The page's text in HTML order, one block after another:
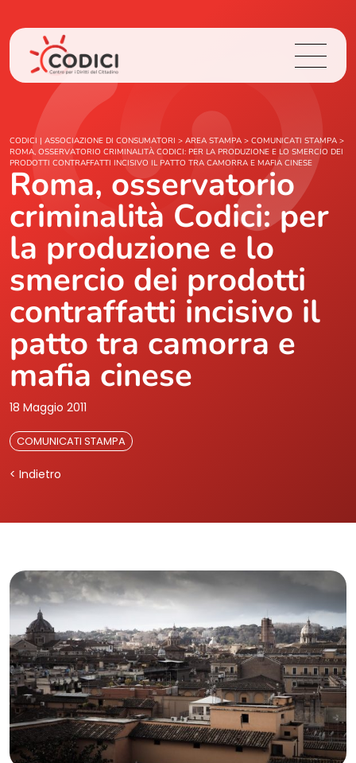
Chi Siamo
Cosa Facciamo
Area Stampa
Contatti
Login
CODICI | ASSOCIAZIONE DI CONSUMATORI > AREA STAMPA > COMUNICATI STAMPA >
ROMA, OSSERVATORIO CRIMINALITÀ CODICI: PER LA PRODUZIONE E LO SMERCIO DEI
PRODOTTI CONTRAFFATTI INCISIVO IL PATTO TRA CAMORRA E MAFIA CINESE
Roma, osservatorio
criminalità Codici: per
la produzione e lo
smercio dei prodotti
contraffatti incisivo il
patto tra camorra e
mafia cinese
18 Maggio 2011
COMUNICATI STAMPA
< Indietro